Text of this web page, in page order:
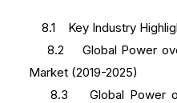
8.1 Key Industry
8.2 Global Power
Market (2019-2025)
8.3 Global Power